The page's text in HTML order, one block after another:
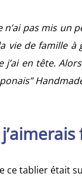
pas mis un
vie de famille
en tête.
ce tablier était